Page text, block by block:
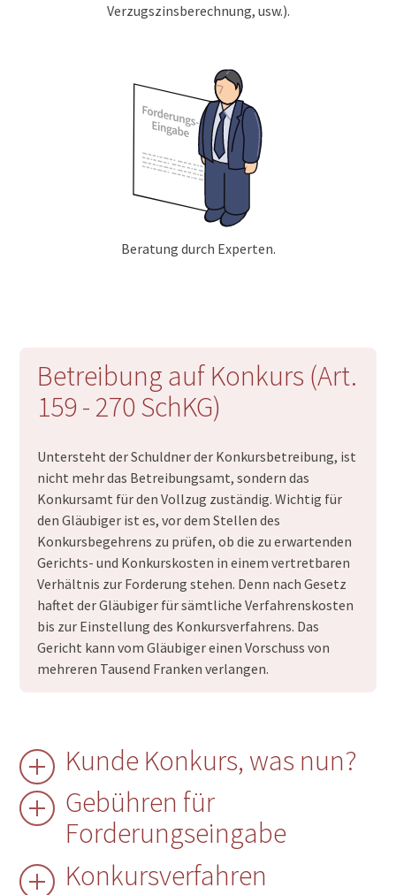
Verzugszinsberechnung, usw.).
Beratung durch Experten.
Betreibung auf Konkurs (Art.
159 - 270 SchKG)
Untersteht der Schuldner der Konkursbetreibung, ist
nicht mehr das Betreibungsamt, sondern das
Konkursamt für den Vollzug zuständig. Wichtig für
den Gläubiger ist es, vor dem Stellen des
Konkursbegehrens zu prüfen, ob die zu erwartenden
Gerichts- und Konkurskosten in einem vertretbaren
Verhältnis zur Forderung stehen. Denn nach Gesetz
haftet der Gläubiger für sämtliche Verfahrenskosten
bis zur Einstellung des Konkursverfahrens. Das
Gericht kann vom Gläubiger einen Vorschuss von
mehreren Tausend Franken verlangen.
Kunde Konkurs, was nun?
Gebühren für
Forderungseingabe
Konkursverfahren